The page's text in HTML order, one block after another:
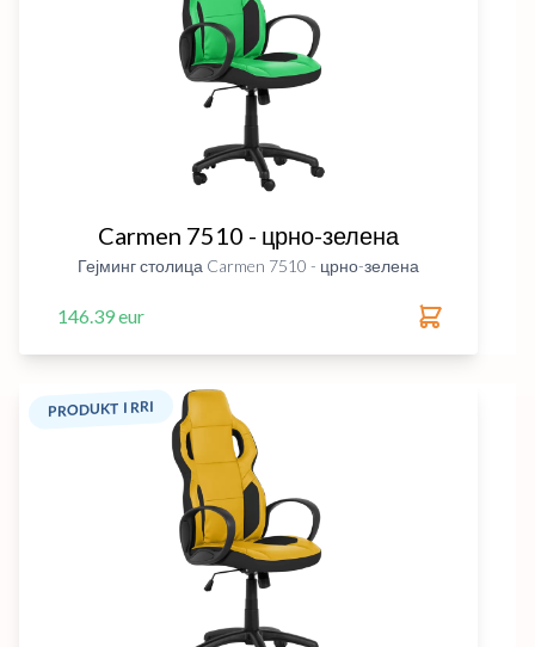
Carmen 7510 - црно-зелена
Гејминг столица Carmen 7510 - црно-зелена
146.39 eur
PRODUKT I RRI